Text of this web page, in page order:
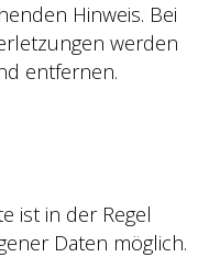
Hinweis. Bei
werden
entfernen.
ist in der Regel
Daten möglich.